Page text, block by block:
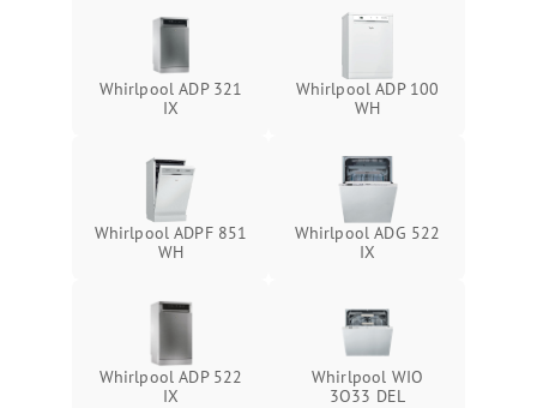
Whirlpool ADP 321
IX
Whirlpool ADP 100
WH
Whirlpool ADPF 851
WH
Whirlpool ADG 522
IX
Whirlpool ADP 522
IX
Whirlpool WIO
3O33 DEL